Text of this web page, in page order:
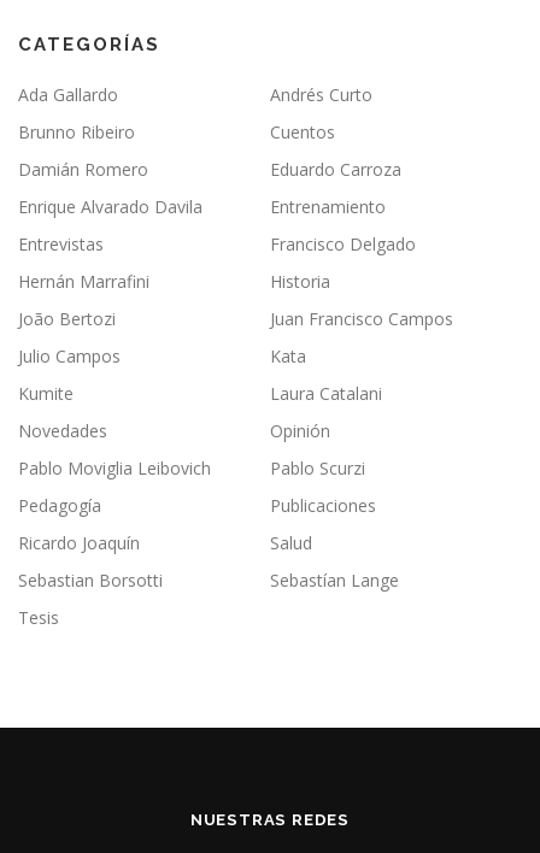
CATEGORÍAS
Ada Gallardo
Andrés Curto
Brunno Ribeiro
Cuentos
Damián Romero
Eduardo Carroza
Enrique Alvarado Davila
Entrenamiento
Entrevistas
Francisco Delgado
Hernán Marrafini
Historia
João Bertozi
Juan Francisco Campos
Julio Campos
Kata
Kumite
Laura Catalani
Novedades
Opinión
Pablo Moviglia Leibovich
Pablo Scurzi
Pedagogía
Publicaciones
Ricardo Joaquín
Salud
Sebastian Borsotti
Sebastían Lange
Tesis
NUESTRAS REDES